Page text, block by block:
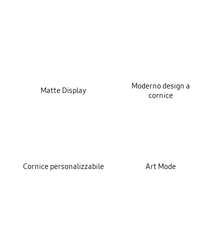
Matte Display
Moderno design a
cornice
Cornice personalizzabile Art Mode